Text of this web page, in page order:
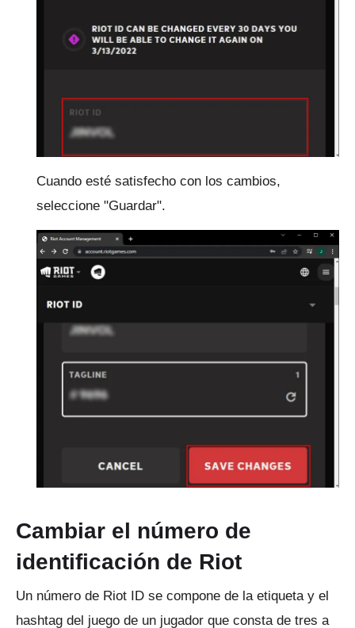
Cuando esté satisfecho con los cambios,
seleccione "Guardar".
Cambiar el número de
identificación de Riot
Un número de Riot ID se compone de la etiqueta y el
hashtag del juego de un jugador que consta de tres a